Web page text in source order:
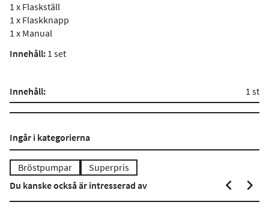
1 x Flaskställ
1 x Flaskknapp
1 x Manual
Innehåll: 1 set
Innehåll: 1 st
Ingår i kategorierna
Bröstpumpar
Superpris
Du kanske också är intresserad av